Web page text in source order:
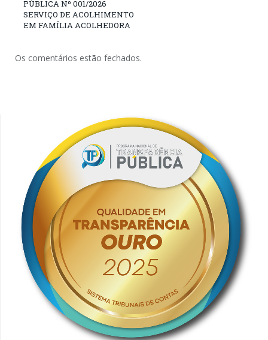
PÚBLICA Nº 001/2026
SERVIÇO DE ACOLHIMENTO
EM FAMÍLIA ACOLHEDORA
Os comentários estão fechados.